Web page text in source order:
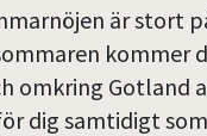
är stort
kommer
omkring Gotland
dig samtidigt